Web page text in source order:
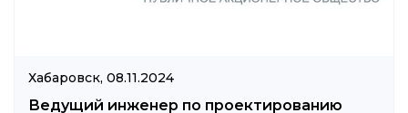
Хабаровск, 08.11.2024
Ведущий инженер по проектированию